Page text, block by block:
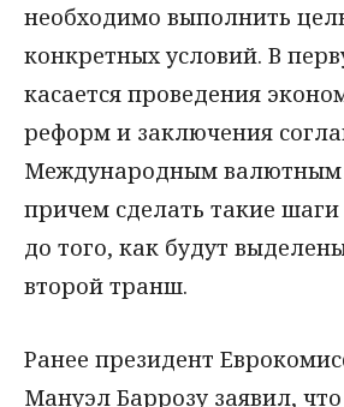
необходимо выполнить
конкретных условий. В
касается проведения
реформ и заключения
Международным
причем сделать такие
до того, как будут
второй транш.
Ранее президент
Мануэл Баррозу заявил,